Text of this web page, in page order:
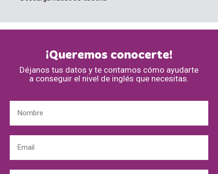
¡Queremos conocerte!
Déjanos tus datos y te contamos cómo ayudarte
a conseguir el nivel de inglés que necesitas.